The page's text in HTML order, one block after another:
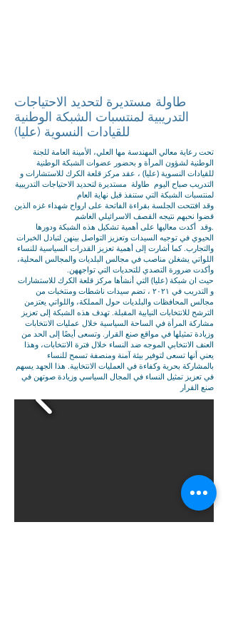
طاولة مستديرة لتحديد الاحتياجات
التدريبية لمنتسبات الشبكة الوطنية
للقيادات النسوية (عليا)
تحت رعاية معالي المهندسة مها العلي، الأمينة العامة للجنة
الوطنية لشؤون المرأة و بحضور عضوات الشبكة الوطنية
للقيادات النسوية (عليا) ، عقد مركز قلعة الكرك للاستشارات و
التدريب صباح اليوم طاولة مستديرة لتحديد الاحتياجات التدريبية
لمنتسبات الشبكة التي ستنفذ قبل نهاية العام
وقد افتتحت الجلسة بقراءة الفاتحة على ارواح شهداء غزه الذين
قضوا نحبهم نتيجه القصف الاسرائيلي الغاشم
.وقد أكدت معاليها على أهمية تشكيل هذه الشبكة ودورها
الحيوي في توجيه السيدات وتعزيز التواصل بينهن لتبادل الخبرات
والتجارب. كما أشارت إلى أهمية تعزيز القدرات السياسية للنساء
اللواتي يشغلن مناصب في مجالس البلديات والمجالس المحلية،
وأكدت ضرورة التصدي للتحديات التي تواجههن.
حيث ان شبكة (عليا) التي أنشأها مركز قلعة الكرك للاستشارات
و التدريب في ٢٠٢١ ، تضم سيدات ناشطات ومنتخبات من
مجالس المحافظات والبلديات حول المملكة، واللواتي يعتزمن
الترشح للانتخابات النيابية المقبلة. تهدف هذه الشبكة إلى تعزيز
مشاركة المرأة في الساحة السياسية خلال عمليات الانتخابات
وزيادة تمثيلها في مواقع صنع القرار. وتسعى أيضًا إلى الحد من
العنف الانتخابي الموجه ضد النساء خلال فترة الانتخابات، وهذا
يعني أنها تسعى لتوفير بيئة آمنة ومنصفة تسمح للنساء
بالمشاركة بحرية وكفاءة في العمليات الانتخابية. هذا الجهد يسهم
في تعزيز تمثيل النساء في المجال السياسي وزيادة صوتهن في
صنع القرار